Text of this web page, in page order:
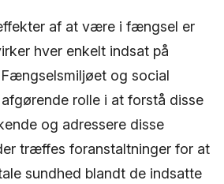
af at være i fængsel er
hver enkelt indsat på
og social
rolle i at forstå disse
og adressere disse
træffes foranstaltninger for at
sundhed blandt de indsatte